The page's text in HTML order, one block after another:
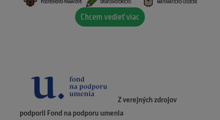
Chcem vedieť viac
Z verejných zdrojov
podporil Fond na podporu umenia